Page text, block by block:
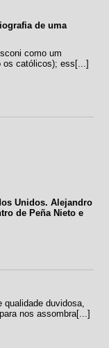
de uma
como um
os católicos); ess[...]
Unidos. Alejandro
de Peña Nieto e
duvidosa,
nos assombra[...]